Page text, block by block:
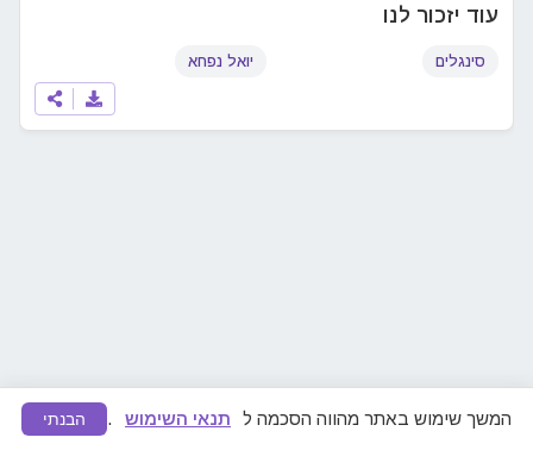
המשך שימוש באתר מהווה הסכמה ל תנאי השימוש . הבנתי
עוד יזכור לנו
סינגלים יואל נפחא
מצאתם תוכן לא ראוי או הפרת זכויות יוצרים? ונפעל להסרה מיידית.